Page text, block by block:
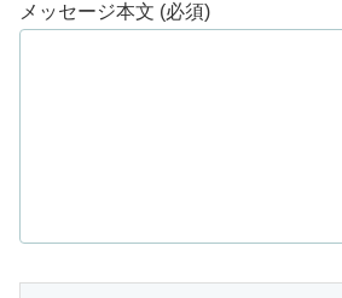
メッセージ本文 (必須)